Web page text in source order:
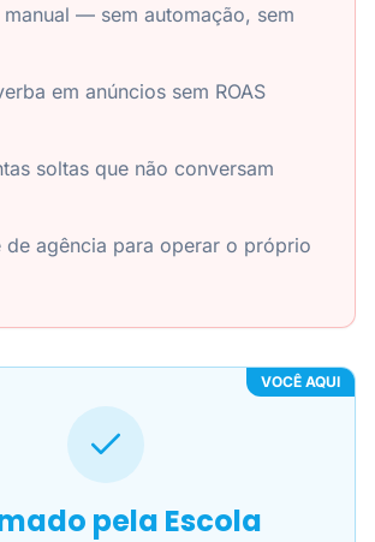
manual — sem automação, sem
em anúncios sem ROAS
soltas que não conversam
de agência para operar o próprio
VOCÊ AQUI
pela Escola